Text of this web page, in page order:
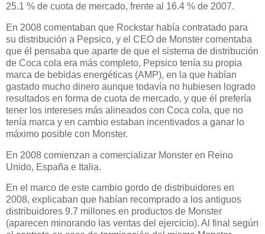
25.1 % de cuota de mercado, frente al 16.4 % de 2007.
En 2008 comentaban que Rockstar había contratado para
su distribución a Pepsico, y el CEO de Monster comentaba
que él pensaba que aparte de que el sistema de distribución
de Coca cola era más completo, Pepsico tenía su propia
marca de bebidas energéticas (AMP), en la que habían
gastado mucho dinero aunque todavía no hubiesen logrado
resultados en forma de cuota de mercado, y que él prefería
tener los intereses más alineados con Coca cola, que no
tenía marca y en cambio estaban incentivados a ganar lo
máximo posible con Monster.
En 2008 comienzan a comercializar Monster en Reino
Unido, España e Italia.
En el marco de este cambio gordo de distribuidores en
2008, explicaban que habían recomprado a los antiguos
distribuidores 9.7 millones en productos de Monster
(aparecen minorando las ventas del ejercicio). Al final según